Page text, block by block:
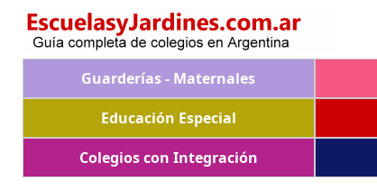
Guarderías - Maternales
Educación Especial
Colegios con Integración